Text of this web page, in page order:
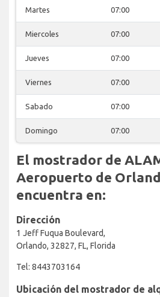
Martes 07:00
Miercoles 07:00
Jueves 07:00
Viernes 07:00
Sabado 07:00
Domingo 07:00
El mostrador de
Aeropuerto de
encuentra en:
Dirección
1 Jeff Fuqua Boulevard,
Orlando, 32827, FL, Florida
Tel: 8443703164
Ubicación del mostrador de